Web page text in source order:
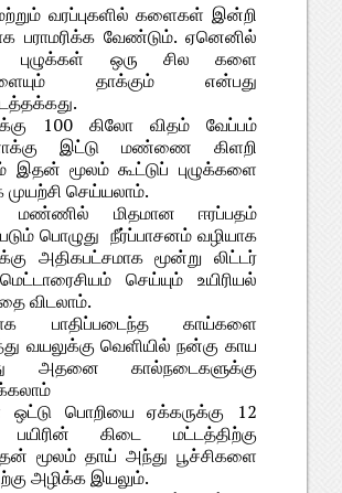
வரப்புகளில் களைகள் இன்றி
பராமரிக்க வேண்டும். ஏனெனில்
புழுக்கள் ஒரு சில களை
தாக்கும் என்பது
100 கிலோ விதம் வேப்பம்
இட்டு மண்ணை கிளறி
இதன் மூலம் கூட்டுப் புழுக்களை
முயற்சி செய்யலாம்.
மண்ணில் மிதமான ஈரப்பதம்
பொழுது நீர்ப்பாசனம் வழியாக
அதிகபட்சமாக மூன்று லிட்டர்
செய்யும் உயிரியல்
விடலாம்.
பாதிப்படைந்த காய்களை
வயலுக்கு வெளியில் நன்கு காய
அதனை கால்நடைகளுக்கு
பொறியை ஏக்கருக்கு 12
கிடை மட்டத்திற்கு
மூலம் தாய் அந்து பூச்சிகளை
அழிக்க இயலும்.